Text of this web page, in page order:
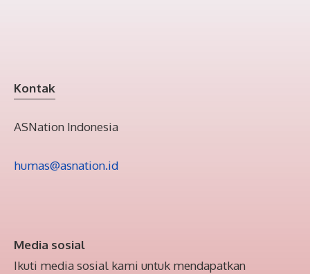
Kontak
ASNation Indonesia
humas@asnation.id
Media sosial
Ikuti media sosial kami untuk mendapatkan